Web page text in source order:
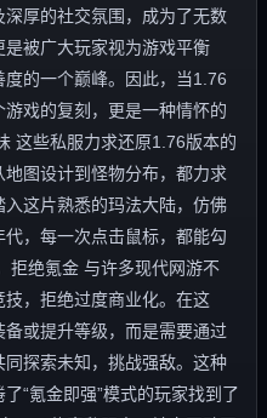
厚的社交氛围，成为了无数
被广大玩家视为游戏平衡
的一个巅峰。因此，当1.76
戏的复刻，更是一种情怀的
这些私服力求还原1.76版本的
图设计到怪物分布，都力求
这片熟悉的玛法大陆，仿佛
，每一次点击鼠标，都能勾
拒绝氪金 与许多现代网游不
，拒绝过度商业化。在这
或提升等级，而是需要通过
探索未知，挑战强敌。这种
“氪金即强”模式的玩家找到了